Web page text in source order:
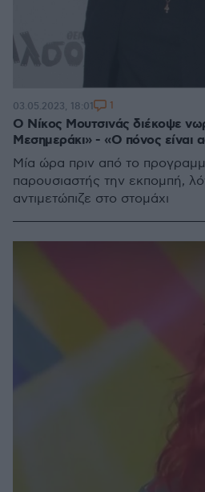
Ο Νίκος Μουτσινάς διέκοψε
Μεσημεράκι» - «Ο πόνος είναι
Μία ώρα πριν από το
παρουσιαστής την εκπομπή,
αντιμετώπιζε στο στομάχι
03.05.2023, 18:01 1